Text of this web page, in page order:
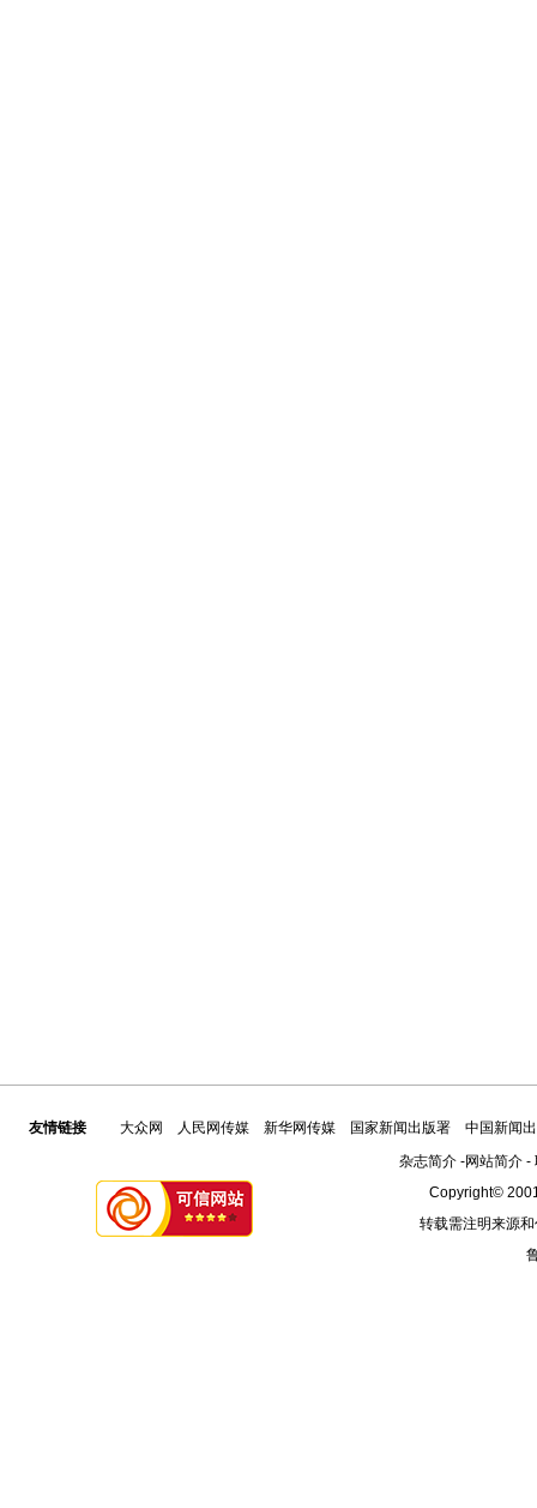
友情链接 大众网 人民网传媒 新华网传媒 国家新闻出版署
中国新闻
杂志简介-网站简介-
Copyright©
转载需注明来源